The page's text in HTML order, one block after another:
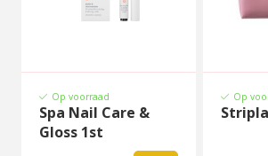
Op voorraad
Spa Nail Care &
Gloss 1st
Op